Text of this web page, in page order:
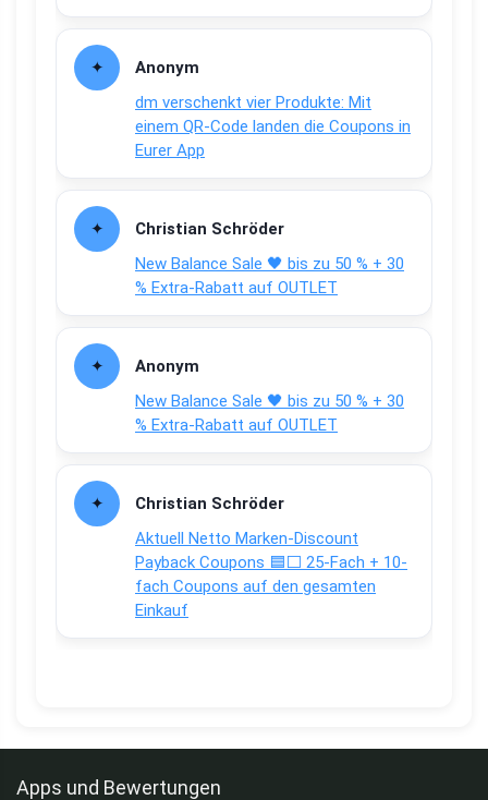
Anonym
dm verschenkt vier Produkte: Mit
einem QR-Code landen die Coupons in
Eurer App
Christian Schröder
New Balance Sale 🖤 bis zu 50 % + 30
% Extra-Rabatt auf OUTLET
Anonym
New Balance Sale 🖤 bis zu 50 % + 30
% Extra-Rabatt auf OUTLET
Christian Schröder
Aktuell Netto Marken-Discount
Payback Coupons 🟦⬜ 25-Fach + 10-
fach Coupons auf den gesamten
Einkauf
Apps und Bewertungen